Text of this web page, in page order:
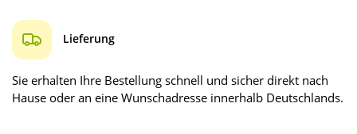
Lieferung
Sie erhalten Ihre Bestellung schnell und sicher direkt nach
Hause oder an eine Wunschadresse innerhalb Deutschlands.